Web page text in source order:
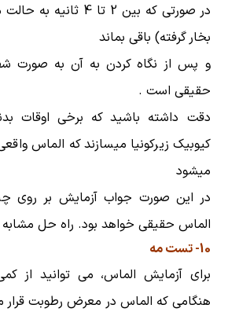
در صورتی که بین 2 تا
بخار گرفته) باقی بماند
و پس از نگاه کردن به آن به صورت
حقیقی است .
دقت داشته باشید که برخی اوقات
کیوبیک زیرکونیا میسازند که الماس
میشود
در این صورت جواب آزمایش بر روی
الماس حقیقی خواهد بود. راه حل
10- تست مه
برای آزمایش الماس، می توانید از
هنگامی که الماس در معرض رطوبت قرار